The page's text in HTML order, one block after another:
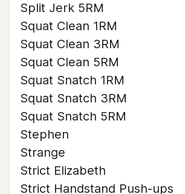
Split Jerk 5RM
Squat Clean 1RM
Squat Clean 3RM
Squat Clean 5RM
Squat Snatch 1RM
Squat Snatch 3RM
Squat Snatch 5RM
Stephen
Strange
Strict Elizabeth
Strict Handstand Push-ups